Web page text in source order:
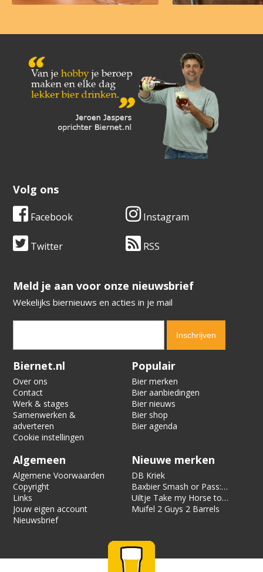
Volg ons
Facebook Instagram
Twitter RSS
​​​​​​​Meld je aan voor onze nieuwsbrief
Wekelijks biernieuws en acties in je mail
Verification code:
Biernet.nl
Over ons
Contact
Werk & stages
Samenwerken &
adverteren
Cookie instellingen
Populair
Bier merken
Bier aanbiedingen
Bier nieuws
Bier shop
Bier agenda
Algemeen
Algemene Voorwaarden
Copyright
Links
Jouw eigen account
Nieuwsbrief
Nieuwe merken
DB Kriek
Baxbier Smash or Pass:
Strata
Uiltje Take my Horse to
the Hotel Room
Muifel 2 Guys 2 Barrels